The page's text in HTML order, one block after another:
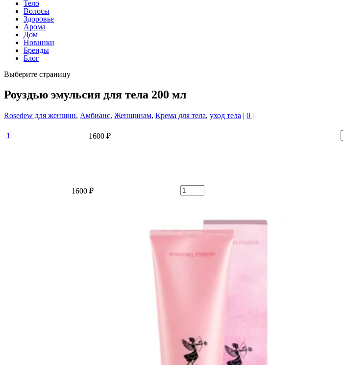
Тело
Волосы
Здоровье
Арома
Дом
Новинки
Бренды
Блог
Выберите страницу
Роуздью эмульсия для тела 200 мл
Rosedew для женщин, Амбианс, Женщинам, Крема для тела, уход тела | 0 |
1 1600 ₽
1600 ₽